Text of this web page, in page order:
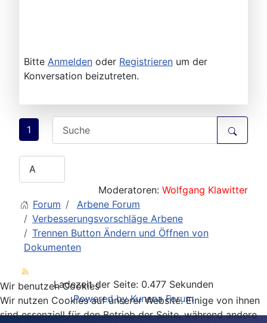
Bitte Anmelden oder Registrieren um der
Konversation beizutreten.
1
Moderatoren: Wolfgang Klawitter
Forum
Arbene Forum
Verbesserungsvorschläge Arbene
Trennen Button Ändern und Öffnen von
Dokumenten
Ladezeit der Seite: 0.477 Sekunden
Powered by Kunena Forum
Wir benutzen Cookies
Wir nutzen Cookies auf unserer Website. Einige von ihnen
sind essenziell für den Betrieb der Seite, während andere